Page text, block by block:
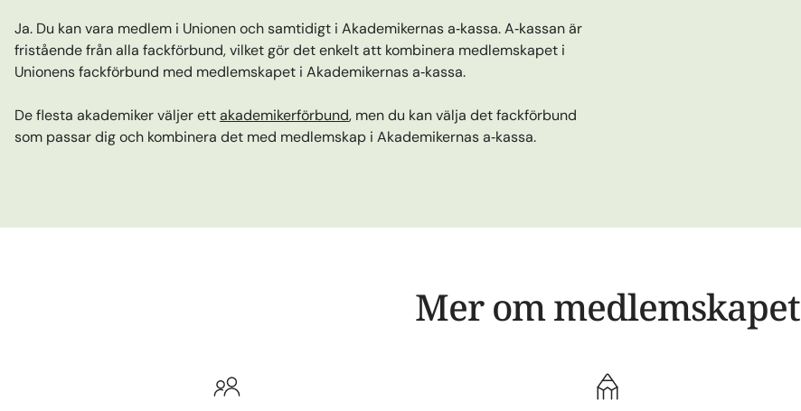
Ja. Du kan vara medlem i Unionen och samtidigt i Akademikernas a‑kassa. A‑kassan är
fristående från alla fackförbund, vilket gör det enkelt att kombinera medlemskapet i
Unionens fackförbund med medlemskapet i Akademikernas a‑kassa.
De flesta akademiker väljer ettakademikerförbund, men du kan välja det fackförbund
som passar dig och kombinera det med medlemskap i Akademikernas a‑kassa.
Mer om medlemskapet